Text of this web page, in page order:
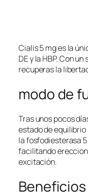
Cialis 5 mg es la
DE y la HBP. Con
recuperas la
modo de
Tras unos pocos
estado de
la fosfodiesterasa
facilitando
excitación.